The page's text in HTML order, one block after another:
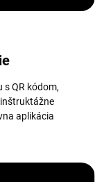
s QR kódom,
aplikácia